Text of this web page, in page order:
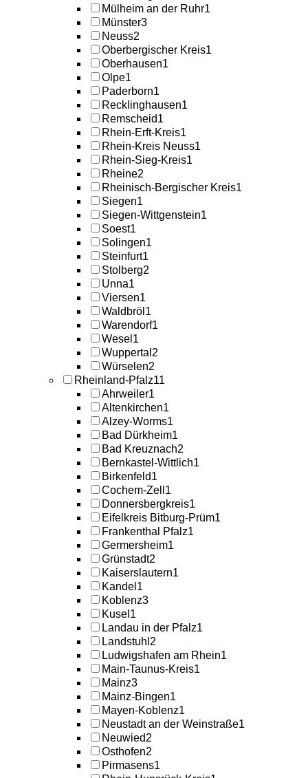
Mülheim an der Ruhr1
Münster3
Neuss2
Oberbergischer Kreis1
Oberhausen1
Olpe1
Paderborn1
Recklinghausen1
Remscheid1
Rhein-Erft-Kreis1
Rhein-Kreis Neuss1
Rhein-Sieg-Kreis1
Rheine2
Rheinisch-Bergischer Kreis1
Siegen1
Siegen-Wittgenstein1
Soest1
Solingen1
Steinfurt1
Stolberg2
Unna1
Viersen1
Waldbröl 1
Warendorf1
Wesel 1
Wuppertal 2
Würselen2
Rheinland-Pfalz11
Ahrweiler1
Altenkirchen1
Alzey-Worms1
Bad Dürkheim1
Bad Kreuznach2
Bernkastel-Wittlich1
Birkenfeld1
Cochem-Zell 1
Donnersbergkreis1
Eifelkreis Bitburg-Prüm1
Frankenthal Pfalz1
Germersheim1
Grünstadt2
Kaiserslautern1
Kandel 1
Koblenz3
Kusel 1
Landau in der Pfalz1
Landstuhl 2
Ludwigshafen am Rhein1
Main-Taunus-Kreis1
Mainz3
Mainz-Bingen1
Mayen-Koblenz1
Neustadt an der Weinstraße1
Neuwied2
Osthofen2
Pirmasens1